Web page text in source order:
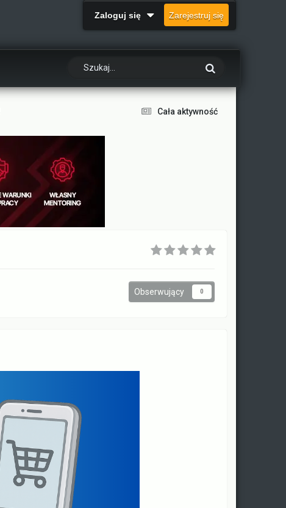
Zaloguj się Zarejestruj się
Cała aktywność
Obserwujący 0